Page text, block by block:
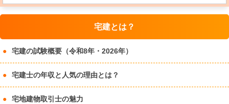
宅建とは？
宅建の試験概要（令和8年・2026年）
宅建士の年収と人気の理由とは？
宅地建物取引士の魅力